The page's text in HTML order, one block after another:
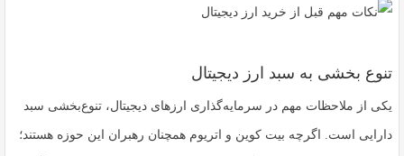
تنوع بخشی به سبد ارز دیجیتال
یکی از ملاحظات مهم در سرمایه‌گذاری ارزهای دیجیتال، تنوع‌بخشی سبد
دارایی است. اگرچه بیت‌ کوین و اتریوم همچنان رهبران این حوزه هستند؛